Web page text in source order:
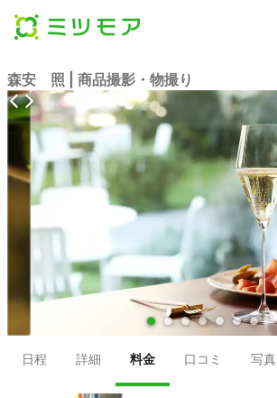
森安 照 | 商品撮影・物撮り
● ● ● ● ● ● ●
日程 詳細 料金 口コミ 写真